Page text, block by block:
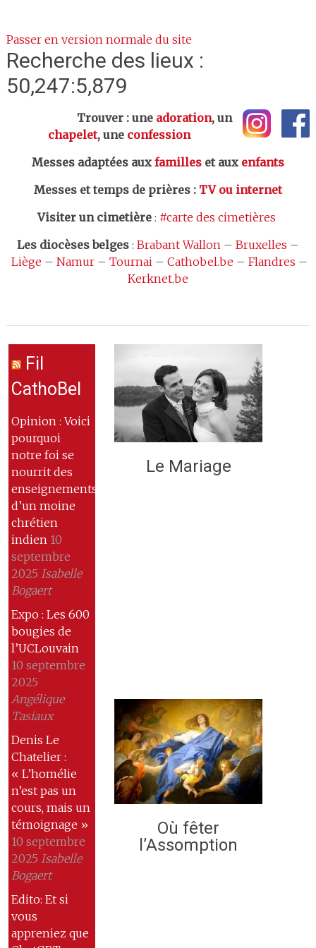
Passer en version normale du site
Recherche des lieux :
50,247:5,879
Trouver : une adoration, un
chapelet, une confession
Messes adaptées aux familleset aux enfants
Messes et temps de prières: TV ou internet
Visiter un cimetière: #carte des cimetières
Les diocèses belges: Brabant Wallon– Bruxelles –
Liège – Namur– Tournai– Cathobel.be – Flandres –
Kerknet.be
Fil
CathoBel
Opinion : Voici
pourquoi
notre foi se
nourrit des
enseignements
d’un moine
chrétien
indien 10
septembre
2025 Isabelle
Bogaert
Expo : Les 600
bougies de
l’UCLouvain
10 septembre
2025
Angélique
Tasiaux
Denis Le
Chatelier :
« L’homélie
n’est pas un
cours, mais un
témoignage »
10 septembre
2025 Isabelle
Bogaert
Edito: Et si
vous
appreniez que
Le Mariage
Où fêter
l’Assomption